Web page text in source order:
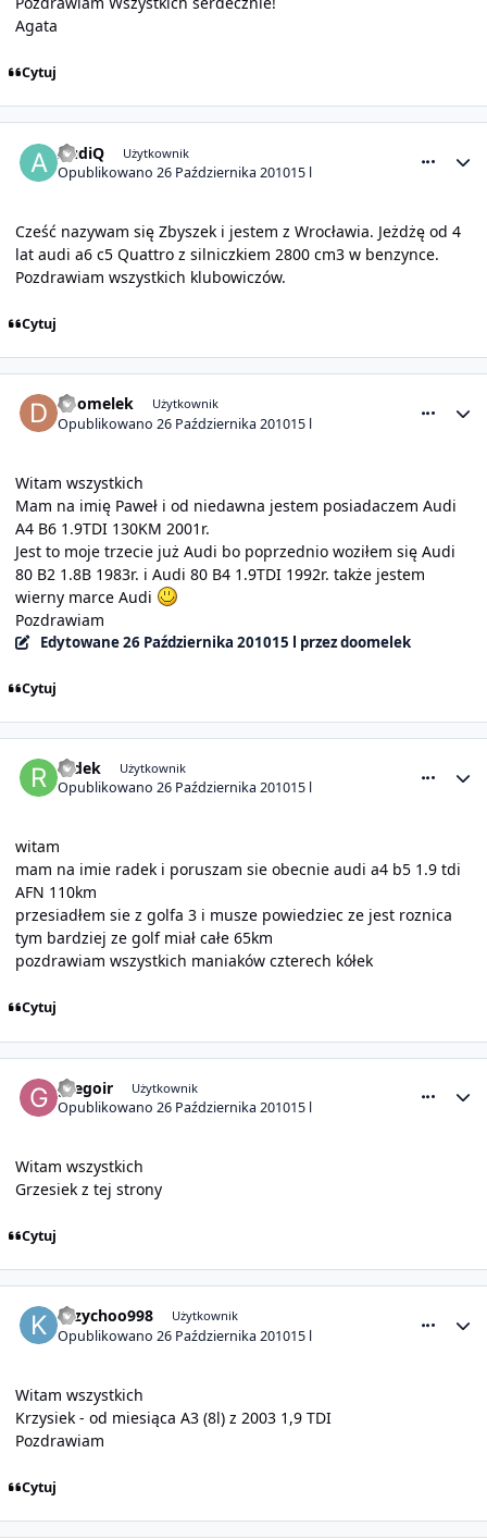
Agata
Cytuj
AudiQ Użytkownik
Opublikowano26 Października 201015 l
Cześć nazywam się Zbyszek i jestem z Wrocławia. Jeżdżę od 4
lat audi a6 c5 Quattro z silniczkiem 2800 cm3 w benzynce.
Pozdrawiam wszystkich klubowiczów.
Cytuj
doomelek Użytkownik
Opublikowano26 Października 201015 l
Witam wszystkich
Mam na imię Paweł i od niedawna jestem posiadaczem Audi
A4 B6 1.9TDI 130KM 2001r.
Jest to moje trzecie już Audi bo poprzednio woziłem się Audi
80 B2 1.8B 1983r. i Audi 80 B4 1.9TDI 1992r. także jestem
wierny marce Audi
Pozdrawiam
Edytowane26 Października 201015 l przez doomelek
Cytuj
radek Użytkownik
Opublikowano26 Października 201015 l
witam
mam na imie radek i poruszam sie obecnie audi a4 b5 1.9 tdi
AFN 110km
przesiadłem sie z golfa 3 i musze powiedziec ze jest roznica
tym bardziej ze golf miał całe 65km
pozdrawiam wszystkich maniaków czterech kółek
Cytuj
gregoir Użytkownik
Opublikowano26 Października 201015 l
Witam wszystkich
Grzesiek z tej strony
Cytuj
Krzychoo998 Użytkownik
Opublikowano26 Października 201015 l
Witam wszystkich
Krzysiek - od miesiąca A3 (8l) z 2003 1,9 TDI
Pozdrawiam
Cytuj